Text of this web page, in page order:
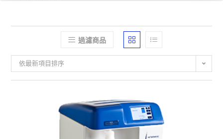
過濾商品
依最新項目排序